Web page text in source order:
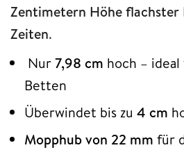
Zentimetern Höhe flachster
Zeiten.
Nur7,98 cm hoch –
Betten
Überwindet bis zu 4 cm
Mopphub von 22 mm für